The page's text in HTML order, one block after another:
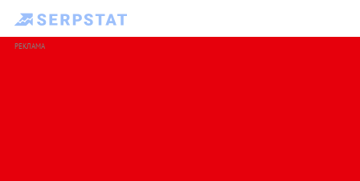
РЕКЛАМА